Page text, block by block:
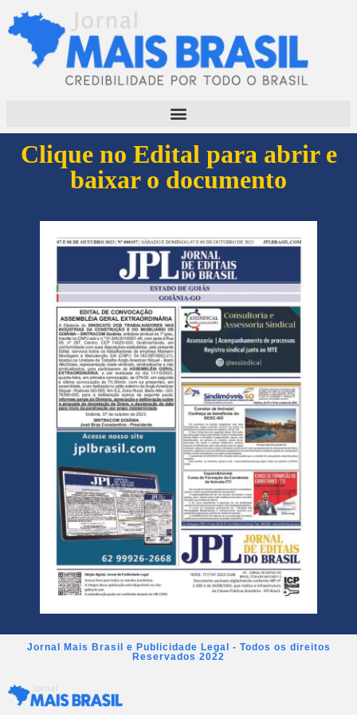
Clique no Edital para abrir e
baixar o documento
Jornal Mais Brasil e Publicidade Legal - Todos os direitos
Reservados 2022